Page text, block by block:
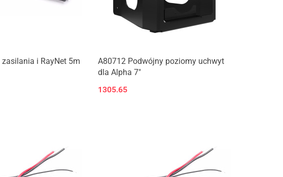
i RayNet 5m
A80712 Podwójny poziomy uchwyt
dla Alpha 7"
1305.65